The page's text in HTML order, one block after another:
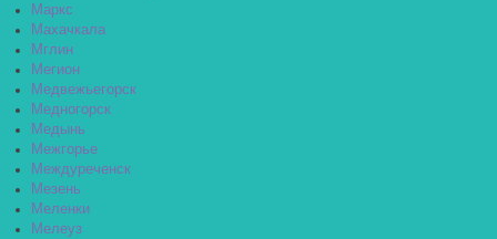
Маркс
Махачкала
Мглин
Мегион
Медвежьегорск
Медногорск
Медынь
Межгорье
Междуреченск
Мезень
Меленки
Мелеуз